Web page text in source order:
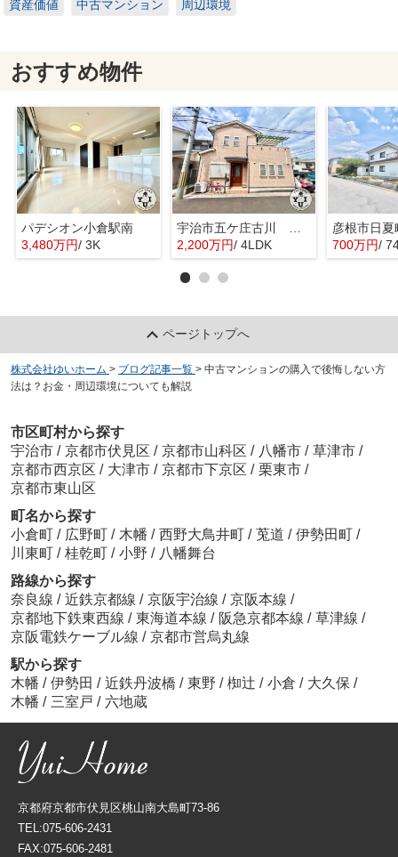
資産価値
中古マンション 周辺環境
おすすめ物件
パデシオン小倉駅南
3,480万円/ 3K
2,200万円/ 4LDK
彦根市日
700万円/
ページトップへ
株式会社ゆいホーム > ブログ記事一覧 > 中古マンションの購入で後悔しない方
法は？お金・周辺環境についても解説
市区町村から探す
宇治市 / 京都市伏見区 / 京都市山科区 / 八幡市 / 草津市 /
京都市西京区 / 大津市 / 京都市下京区 / 栗東市 /
京都市東山区
町名から探す
小倉町 / 広野町 / 木幡 / 西野大鳥井町 / 莵道 / 伊勢田町 /
川東町 / 桂乾町 / 小野 / 八幡舞台
路線から探す
奈良線 / 近鉄京都線 / 京阪宇治線 / 京阪本線 /
京都地下鉄東西線 / 東海道本線 / 阪急京都本線 / 草津線 /
京阪電鉄ケーブル線 / 京都市営烏丸線
駅から探す
木幡 / 伊勢田 / 近鉄丹波橋 / 東野 / 椥辻 / 小倉 / 大久保 /
木幡 / 三室戸 / 六地蔵
京都府京都市伏見区桃山南大島町73-86
TEL:075-606-2431
FAX:075-606-2481